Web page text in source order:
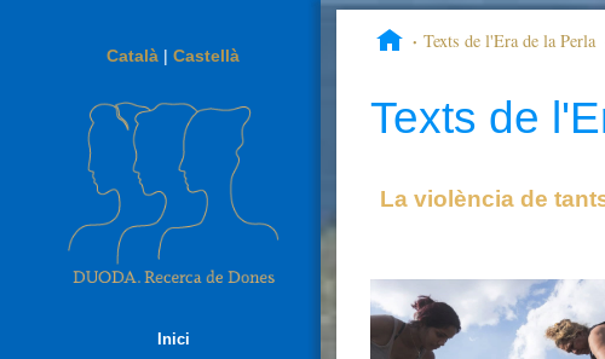
Català |Castellà
Inici
Texts de l'Era de la Perla
Texts de
La violència de